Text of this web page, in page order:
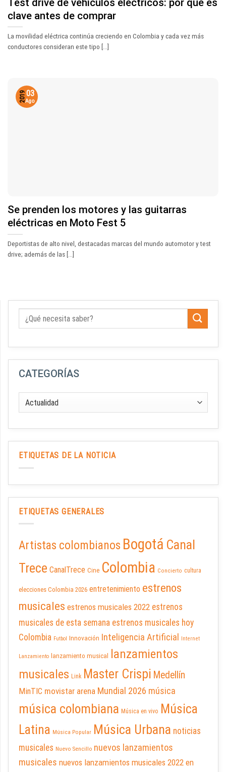
clave antes de comprar
La movilidad eléctrica continúa creciendo en Colombia y cada vez más
conductores consideran este tipo [...]
Se prenden los motores y las guitarras
eléctricas en Moto Fest 5
Deportistas de alto nivel, destacadas marcas del mundo automotor y test
drive; además de las [...]
03
Ago
2019
CATEGORÍAS
ETIQUETAS DE LA NOTICIA
ETIQUETAS GENERALES
Artistas colombianos Bogotá Canal
Trece CanalTrece Cine Colombia Concierto cultura
elecciones Colombia 2026 entretenimiento estrenos
musicales estrenos musicales 2022 estrenos
musicales de esta semana estrenos musicales hoy
Colombia Futbol Innovación Inteligencia Artificial Internet
Lanzamiento lanzamiento musical
lanzamientos
musicales Link Master Crispi Medellín
MinTIC movistar arena Mundial 2026 música
música colombiana Música en vivo Música
Latina Música Popular Música Urbana noticias
musicales Nuevo Sencillo nuevos lanzamientos
musicales nuevos lanzamientos musicales 2022 en